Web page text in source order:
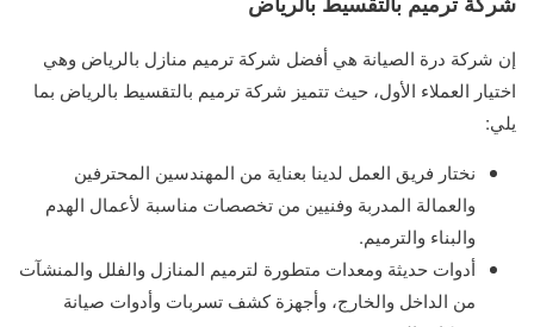
إن شركة درة الصيانة هي أفضل شركة ترميم منازل بالرياض وهي
اختيار العملاء الأول، حيث تتميز شركة ترميم بالتقسيط بالرياض بما
يلي:
نختار فريق العمل لدينا بعناية من المهندسين المحترفين
والعمالة المدربة وفنيين من تخصصات مناسبة لأعمال الهدم
والبناء والترميم.
أدوات حديثة ومعدات متطورة لترميم المنازل والفلل والمنشآت
من الداخل والخارج، وأجهزة كشف تسربات وأدوات صيانة